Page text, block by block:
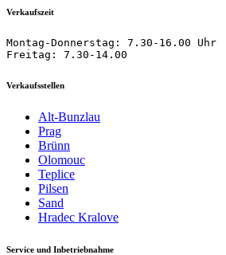
Verkaufszeit
Montag-Donnerstag: 7.30-16.00 Uhr
Freitag: 7.30-14.00
Verkaufsstellen
Alt-Bunzlau
Prag
Brünn
Olomouc
Teplice
Pilsen
Sand
Hradec Kralove
Service und Inbetriebnahme